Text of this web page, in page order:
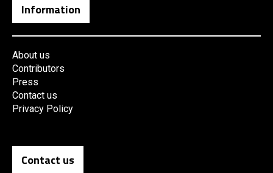
Information
About us
Contributors
Press
Contact us
Privacy Policy
Contact us